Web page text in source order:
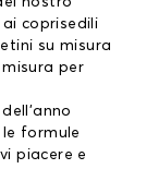
coprisedili
su misura
per
formule
piacere e